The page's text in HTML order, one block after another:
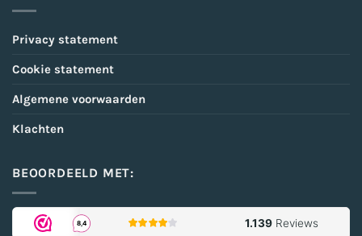
Privacy statement
Cookie statement
Algemene voorwaarden
Klachten
BEOORDEELD MET: